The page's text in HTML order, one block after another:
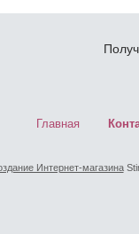
Главная
Интернет-магазина